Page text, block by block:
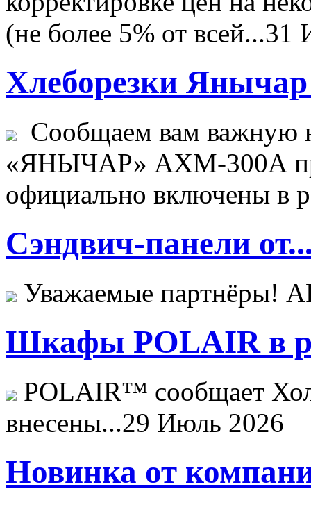
(не более 5% от всей...31
Хлеборезки Янычар
Сообщаем вам важную
«ЯНЫЧАР» АХМ-300А
официально включены в
Сэндвич-панели
Уважаемые
Шкафы POLAIR в
POLAIR™ сообщает
внесены...29 Июль 2026
Новинка от